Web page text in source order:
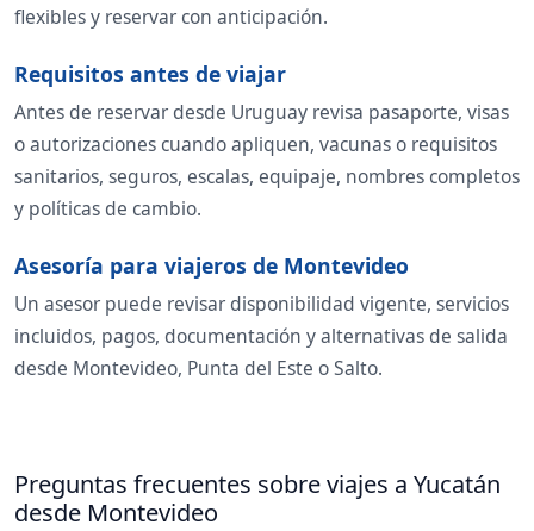
flexibles y reservar con anticipación.
Requisitos antes de viajar
Antes de reservar desde Uruguay revisa pasaporte, visas
o autorizaciones cuando apliquen, vacunas o requisitos
sanitarios, seguros, escalas, equipaje, nombres completos
y políticas de cambio.
Asesoría para viajeros de Montevideo
Un asesor puede revisar disponibilidad vigente, servicios
incluidos, pagos, documentación y alternativas de salida
desde Montevideo, Punta del Este o Salto.
Preguntas frecuentes sobre viajes a Yucatán
desde Montevideo